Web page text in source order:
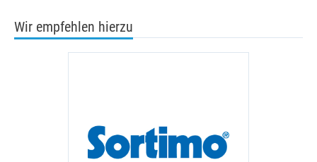
Wir empfehlen hierzu